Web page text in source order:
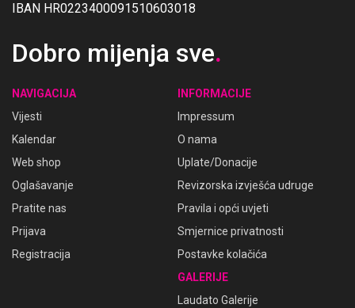
IBAN HR0223400091510603018
Dobro mijenja sve.
NAVIGACIJA
Vijesti
Kalendar
Web shop
Oglašavanje
Pratite nas
Prijava
Registracija
INFORMACIJE
Impressum
O nama
Uplate/Donacije
Revizorska izvješća udruge
Pravila i opći uvjeti
Smjernice privatnosti
Postavke kolačića
GALERIJE
Laudato Galerije